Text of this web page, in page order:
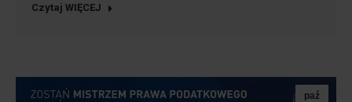
Czytaj WIĘCEJ
paź